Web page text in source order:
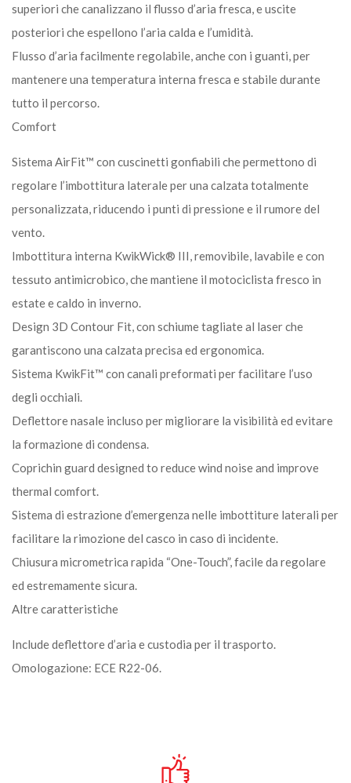
superiori che canalizzano il flusso d’aria fresca, e uscite
posteriori che espellono l’aria calda e l’umidità.
Flusso d’aria facilmente regolabile, anche con i guanti, per
mantenere una temperatura interna fresca e stabile durante
tutto il percorso.
Comfort
Sistema AirFit™ con cuscinetti gonfiabili che permettono di
regolare l’imbottitura laterale per una calzata totalmente
personalizzata, riducendo i punti di pressione e il rumore del
vento.
Imbottitura interna KwikWick® III, removibile, lavabile e con
tessuto antimicrobico, che mantiene il motociclista fresco in
estate e caldo in inverno.
Design 3D Contour Fit, con schiume tagliate al laser che
garantiscono una calzata precisa ed ergonomica.
Sistema KwikFit™ con canali preformati per facilitare l’uso
degli occhiali.
Deflettore nasale incluso per migliorare la visibilità ed evitare
la formazione di condensa.
Coprichin guard designed to reduce wind noise and improve
thermal comfort.
Sistema di estrazione d’emergenza nelle imbottiture laterali per
facilitare la rimozione del casco in caso di incidente.
Chiusura micrometrica rapida “One-Touch”, facile da regolare
ed estremamente sicura.
Altre caratteristiche
Include deflettore d’aria e custodia per il trasporto.
Omologazione: ECE R22-06.